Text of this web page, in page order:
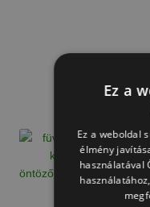
Ez a
Ez a weboldal
élmény
használatával